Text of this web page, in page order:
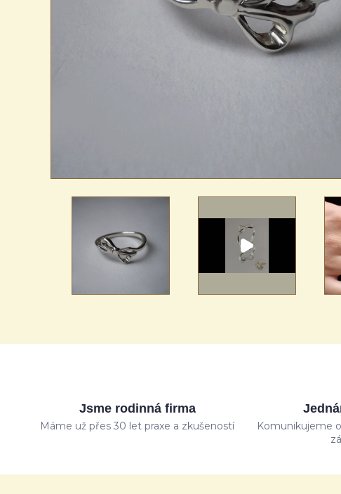
Jsme rodinná firma
Máme už přes 30 let praxe a zkušeností
Komunikujeme